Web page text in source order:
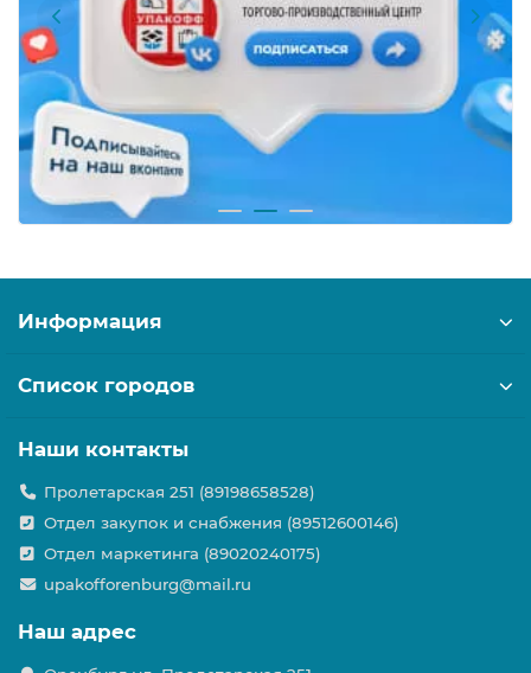
Информация
Список городов
Наши контакты
Пролетарская 251 (89198658528)
Отдел закупок и снабжения (89512600146)
Отдел маркетинга (89020240175)
upakofforenburg@mail.ru
Наш адрес